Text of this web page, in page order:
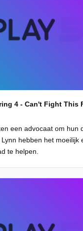
4 - Can't Fight This
een advocaat om hun
hebben het moeilijk
te helpen.